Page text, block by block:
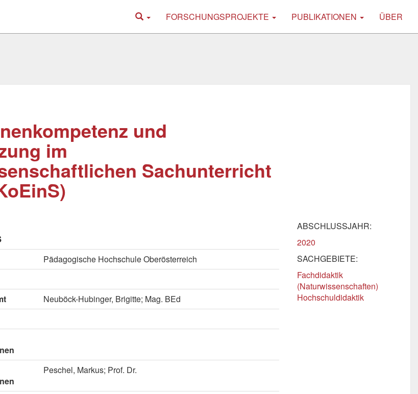
FORSCHUNGSPROJEKTE PUBLIKATIONEN ÜBER
und
im
Sachunterricht
Pädagogische Hochschule Oberösterreich
Neuböck-Hubinger, Brigitte; Mag. BEd
Peschel, Markus; Prof. Dr.
ABSCHLUSSJAHR:
2020
SACHGEBIETE:
Fachdidaktik
(Naturwissenschaften)
Hochschuldidaktik